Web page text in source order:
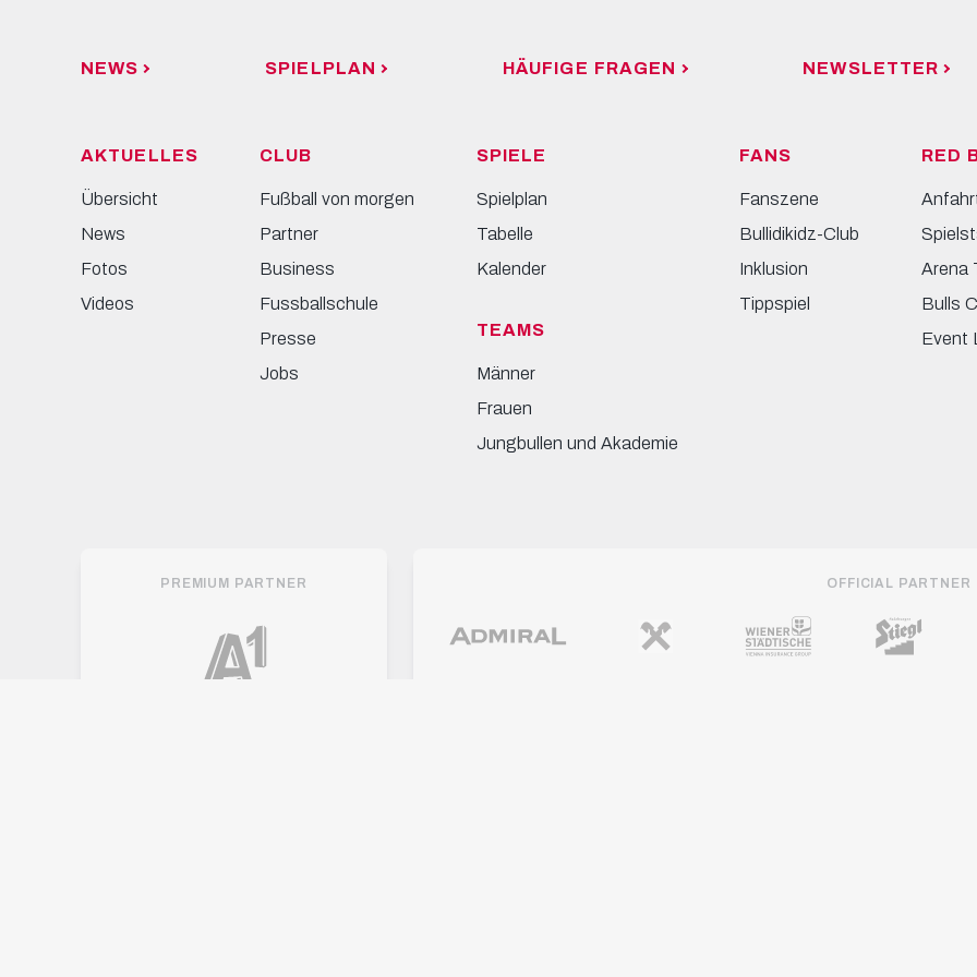
NEWS SPIELPLAN HÄUFIGE FRAGEN NEWSLETTER
AKTUELLES
Übersicht
News
Fotos
Videos
CLUB
Fußball von morgen
Partner
Business
Fussballschule
Presse
Jobs
SPIELE
Spielplan
Tabelle
Kalender
TEAMS
Männer
Frauen
Jungbullen und Akademie
FANS
Fanszene
Bullidikidz-Club
Inklusion
Tippspiel
RED
Arena
Bulls
Event
PREMIUM PARTNER OFFICIAL PARTNER